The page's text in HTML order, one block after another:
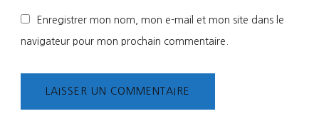
Enregistrer mon nom, mon e-mail et mon site dans le
navigateur pour mon prochain commentaire.